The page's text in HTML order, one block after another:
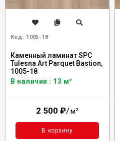
Код: 1005-18
Каменный ламинат SPC
Tulesna Art Parquet Bastion,
1005-18
В наличии : 13 м²
2 500 ₽/м²
В корзину